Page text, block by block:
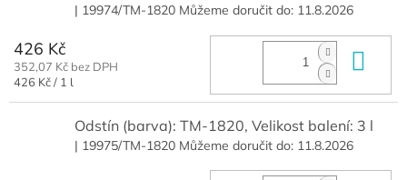
| 19974/TM-1820 Můžeme doručit do: 11.8.2026
426 Kč
352,07 Kč bez DPH
Měrná
426 Kč / 1 l
Odstín (barva): TM-1820, Velikost balení: 3 l
| 19975/TM-1820 Můžeme doručit do: 11.8.2026